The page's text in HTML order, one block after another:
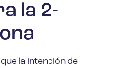
la 2-
la intención de